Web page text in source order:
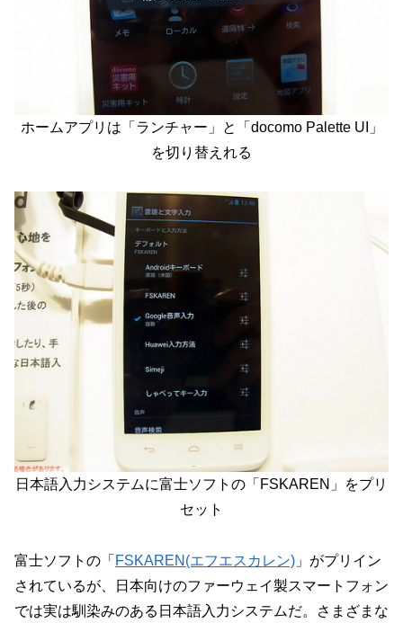
ホームアプリは「ランチャー」と「docomo Palette UI」
を切り替えれる
日本語入力システムに富士ソフトの「FSKAREN」をプリ
セット
富士ソフトの「 FSKAREN(エフエスカレン) 」がプリイン
されているが、日本向けのファーウェイ製スマートフォン
では実は馴染みのある日本語入力システムだ。さまざまな